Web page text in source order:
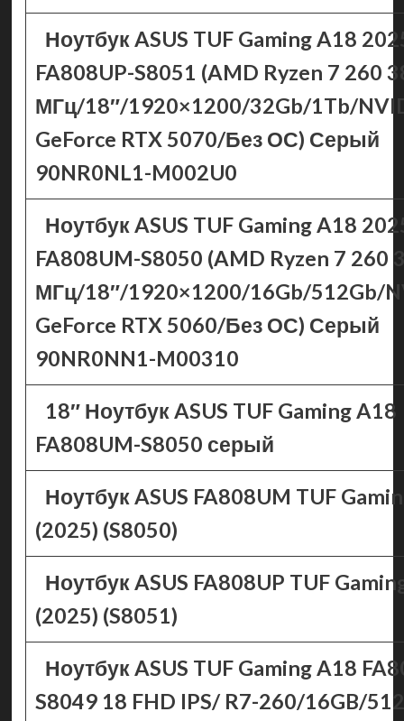
Ноутбук ASUS TUF Gaming A18
FA808UP-S8051 (AMD Ryzen 7 260
МГц/18″/1920×1200/32Gb/1Tb/
GeForce RTX 5070/Без ОС) Серый
90NR0NL1-M002U0
Ноутбук ASUS TUF Gaming A18
FA808UM-S8050 (AMD Ryzen 7 260
МГц/18″/1920×1200/16Gb/512Gb/
GeForce RTX 5060/Без ОС) Серый
90NR0NN1-M00310
18″ Ноутбук ASUS TUF Gaming A18
FA808UM-S8050 серый
Ноутбук ASUS FA808UM TUF
(2025) (S8050)
Ноутбук ASUS FA808UP TUF
(2025) (S8051)
Ноутбук ASUS TUF Gaming A18
S8049 18 FHD IPS/ R7-260/16GB/